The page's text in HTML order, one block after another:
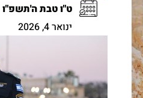
ט"ו טבת ה'תשפ"ו
ינואר 4, 2026